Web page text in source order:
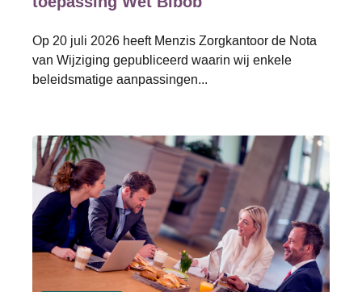
Op 20 juli 2026 heeft Menzis Zorgkantoor de Nota
van Wijziging gepubliceerd waarin wij enkele
beleidsmatige aanpassingen...